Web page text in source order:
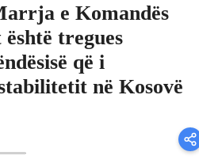
e Komandës
tregues
që i
në Kosovë